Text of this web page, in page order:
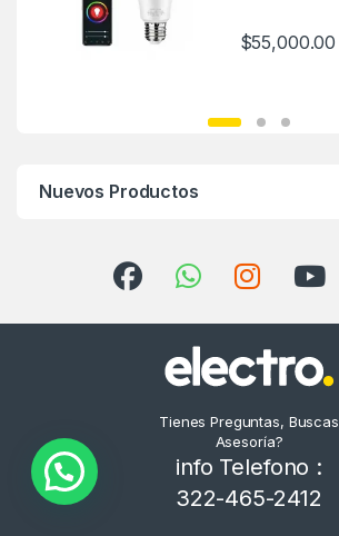
$55,000.00
Nuevos Productos
Tienes Preguntas, Buscas
Asesoría?
info Telefono :
322-465-2412